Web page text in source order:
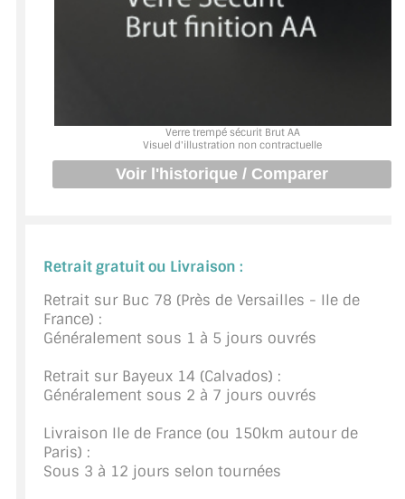
BARRES DE STABILISATION
SYSTÈMES PIVOTANTS
SYSTÈMES COULISSANTS
ACCESSOIRES EN PROMOTIONS
EXEMPLES, RÉALISATIONS, INSPIRATIONS
NUANCIER RAL
COMMENT COUPER DU VERRE ?
CONSEILS / AIDE
A PROPOS DE LA LIVRAISON
Verre trempé sécurit Brut AA
Visuel d'illustration non contractuelle
Retrait gratuit ou Livraison :
Retrait sur Buc 78 (Près de Versailles - Ile de
France) :
Généralement sous 1 à 5 jours ouvrés
Retrait sur Bayeux 14 (Calvados) :
Généralement sous 2 à 7 jours ouvrés
Livraison Ile de France (ou 150km autour de
Paris) :
Sous 3 à 12 jours selon tournées